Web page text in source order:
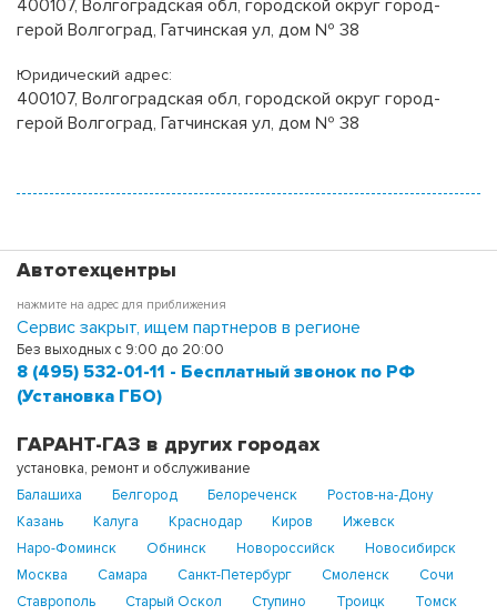
400107, Волгоградская обл, городской округ город-
герой Волгоград, Гатчинская ул, дом № 38
Юридический адрес:
400107, Волгоградская обл, городской округ город-
герой Волгоград, Гатчинская ул, дом № 38
Автотехцентры
нажмите на адрес для приближения
Сервис закрыт, ищем партнеров в регионе
Без выходных с 9:00 до 20:00
8 (495) 532-01-11 - Бесплатный звонок по РФ
(Установка ГБО)
ГАРАНТ-ГАЗ в других городах
установка, ремонт и обслуживание
Балашиха
Белгород Белореченск
Ростов-на-Дону
Казань
Калуга Краснодар Киров
Ижевск
Наро-Фоминск
Обнинск Новороссийск
Новосибирск
Москва
Самара Санкт-Петербург Смоленск
Сочи
Ставрополь
Старый Оскол Ступино Троицк Томск